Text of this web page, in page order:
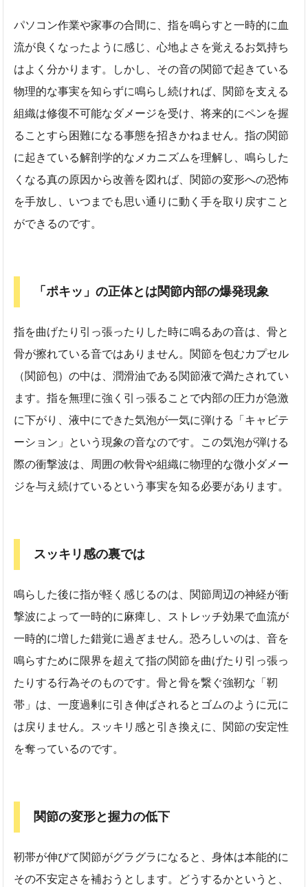
パソコン作業や家事の合間に、指を鳴らすと一時的に血
流が良くなったように感じ、心地よさを覚えるお気持ち
はよく分かります。しかし、その音の関節で起きている
物理的な事実を知らずに鳴らし続ければ、関節を支える
組織は修復不可能なダメージを受け、将来的にペンを握
ることすら困難になる事態を招きかねません。指の関節
に起きている解剖学的なメカニズムを理解し、鳴らした
くなる真の原因から改善を図れば、関節の変形への恐怖
を手放し、いつまでも思い通りに動く手を取り戻すこと
ができるのです。
「ポキッ」の正体とは関節内部の爆発現象
指を曲げたり引っ張ったりした時に鳴るあの音は、骨と
骨が擦れている音ではありません。関節を包むカプセル
（関節包）の中は、潤滑油である関節液で満たされてい
ます。指を無理に強く引っ張ることで内部の圧力が急激
に下がり、液中にできた気泡が一気に弾ける「キャビテ
ーション」という現象の音なのです。この気泡が弾ける
際の衝撃波は、周囲の軟骨や組織に物理的な微小ダメー
ジを与え続けているという事実を知る必要があります。
スッキリ感の裏では
鳴らした後に指が軽く感じるのは、関節周辺の神経が衝
撃波によって一時的に麻痺し、ストレッチ効果で血流が
一時的に増した錯覚に過ぎません。恐ろしいのは、音を
鳴らすために限界を超えて指の関節を曲げたり引っ張っ
たりする行為そのものです。骨と骨を繋ぐ強靭な「靭
帯」は、一度過剰に引き伸ばされるとゴムのように元に
は戻りません。スッキリ感と引き換えに、関節の安定性
を奪っているのです。
関節の変形と握力の低下
靭帯が伸びて関節がグラグラになると、身体は本能的に
その不安定さを補おうとします。どうするかというと、